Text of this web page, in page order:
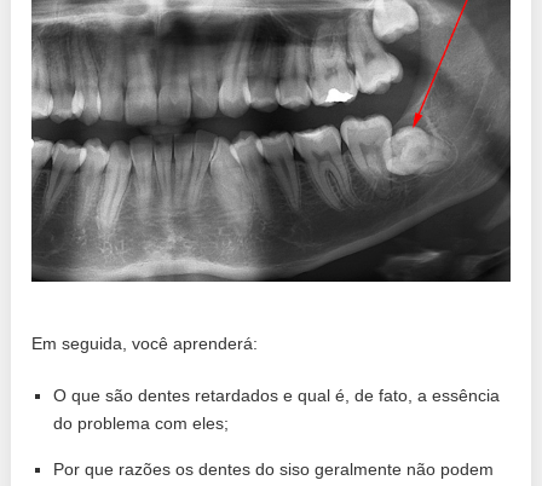
Em seguida, você aprenderá:
O que são dentes retardados e qual é, de fato, a essência
do problema com eles;
Por que razões os dentes do siso geralmente não podem